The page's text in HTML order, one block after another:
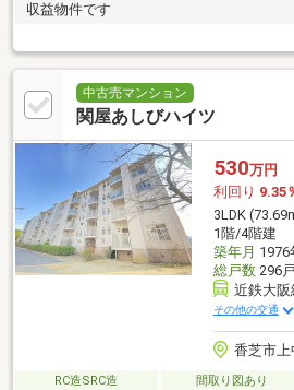
収益物件です
中古売マンション
関屋あしびハイツ
530万円
利回り 9.35
3LDK
1階/4階建
築年月 1976
総戸数296戸
近鉄大阪
その他の交通
香芝市上
RC造SRC造 間取り図あり